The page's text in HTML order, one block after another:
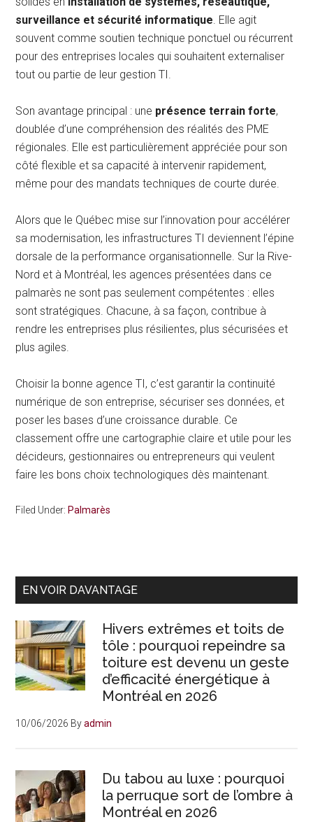
surveillance et sécurité informatique. Elle agit
souvent comme soutien technique ponctuel ou récurrent
pour des entreprises locales qui souhaitent externaliser
tout ou partie de leur gestion TI.
Son avantage principal : une présence terrain forte,
doublée d’une compréhension des réalités des PME
régionales. Elle est particulièrement appréciée pour son
côté flexible et sa capacité à intervenir rapidement,
même pour des mandats techniques de courte durée.
Alors que le Québec mise sur l’innovation pour accélérer
sa modernisation, les infrastructures TI deviennent l’épine
dorsale de la performance organisationnelle. Sur la Rive-
Nord et à Montréal, les agences présentées dans ce
palmarès ne sont pas seulement compétentes : elles
sont stratégiques. Chacune, à sa façon, contribue à
rendre les entreprises plus résilientes, plus sécurisées et
plus agiles.
Choisir la bonne agence TI, c’est garantir la continuité
numérique de son entreprise, sécuriser ses données, et
poser les bases d’une croissance durable. Ce
classement offre une cartographie claire et utile pour les
décideurs, gestionnaires ou entrepreneurs qui veulent
faire les bons choix technologiques dès maintenant.
Filed Under: Palmarès
Primary
EN VOIR DAVANTAGE
Hivers extrêmes et toits de
tôle : pourquoi repeindre sa
toiture est devenu un geste
d’efficacité énergétique à
Montréal en 2026
10/06/2026 Byadmin
Du tabou au luxe : pourquoi
la perruque sort de l’ombre à
Montréal en 2026